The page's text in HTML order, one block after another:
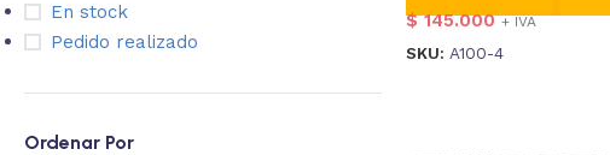
En stock
Pedido realizado
Ordenar Por
$145.000 + IVA
SKU: A100-4